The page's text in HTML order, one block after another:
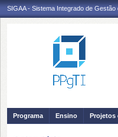
SIGAA - Sistema Integrado de Gestão
Programa Ensino Projetos